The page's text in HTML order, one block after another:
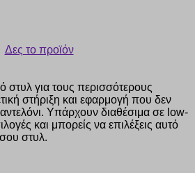
Δες το προϊόν
στυλ για τους περισσότερους
στήριξη και εφαρμογή που δεν
Υπάρχουν διαθέσιμα σε low-
και μπορείς να επιλέξεις αυτό
σου στυλ.